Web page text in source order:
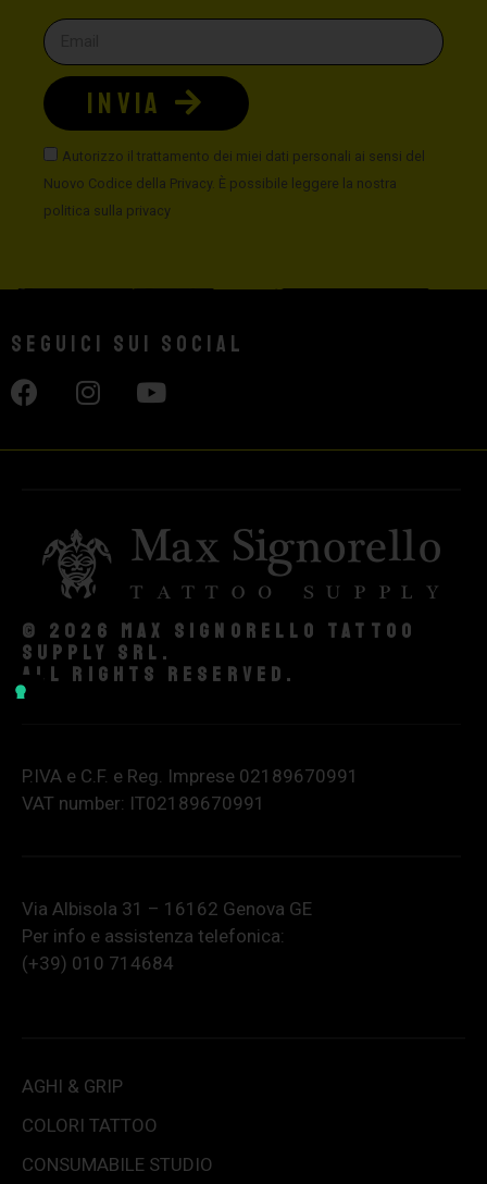
Autorizzo il trattamento dei miei dati personali ai sensi del
Nuovo Codice della Privacy. È possibile leggere la nostra
politica sulla privacy
INVIA
Seguici sui social
© 2026 Max Signorello Tattoo
supply srl.
All rights reserved.
P.IVA e C.F. e Reg. Imprese 02189670991
VAT number: IT02189670991
Via Albisola 31 – 16162 Genova GE
Per info e assistenza telefonica:
(+39) 010 714684
AGHI & GRIP
COLORI TATTOO
CONSUMABILE STUDIO